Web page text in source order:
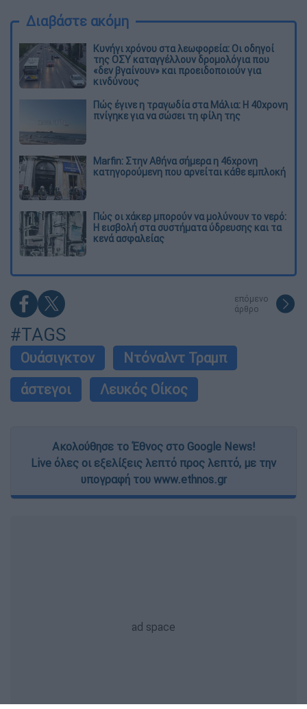
Διαβάστε ακόμη
Κυνήγι χρόνου στα λεωφορεία: Οι οδηγοί
της ΟΣΥ καταγγέλλουν δρομολόγια που
«δεν βγαίνουν» και προειδοποιούν για
κινδύνους
Πώς έγινε η τραγωδία στα Μάλια: Η 40χρονη
πνίγηκε για να σώσει τη φίλη της
Marfin: Στην Αθήνα σήμερα η 46χρονη
κατηγορούμενη που αρνείται κάθε εμπλοκή
Πώς οι χάκερ μπορούν να μολύνουν το νερό:
Η εισβολή στα συστήματα ύδρευσης και τα
κενά ασφαλείας
επόμενο
άρθρο
#TAGS
Ουάσιγκτον
Ντόναλντ Τραμπ
άστεγοι
Λευκός Οίκος
Ακολούθησε το Έθνος στο Google News!
Live όλες οι εξελίξεις λεπτό προς λεπτό, με την
υπογραφή του www.ethnos.gr